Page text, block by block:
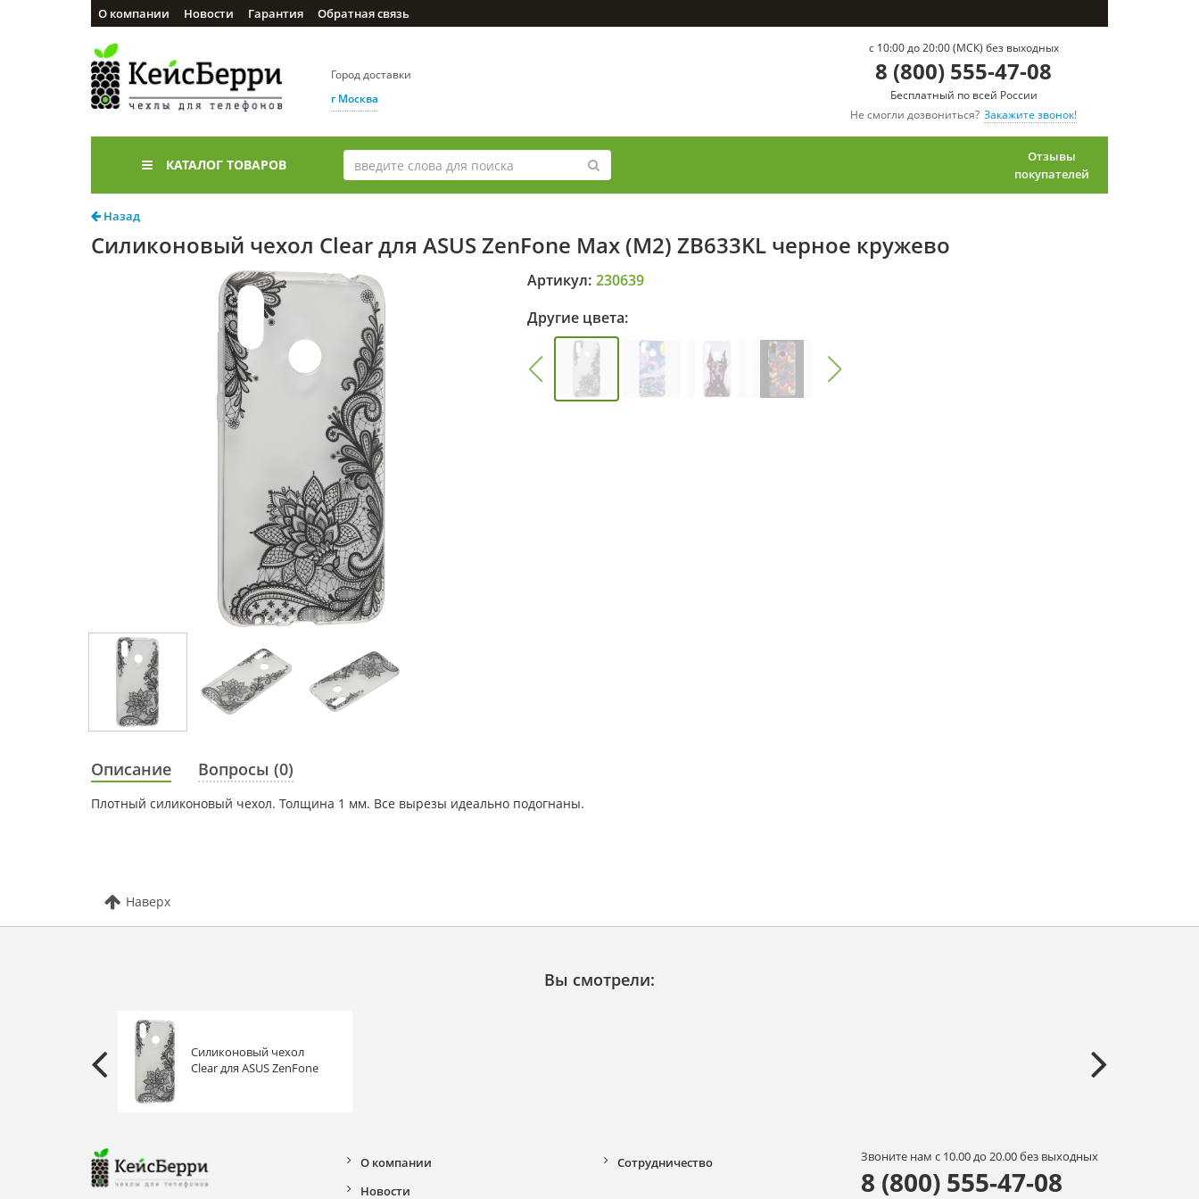
О компании Новости Гарантия Обратная связь
Город доставки
г Москва
c 10:00 до 20:00 (МСК) без выходных
8 (800) 555-47-08
Бесплатный по всей России
Не смогли дозвониться? Закажите звонок!
КАТАЛОГ ТОВАРОВ
Отзывы
покупателей
Назад
Силиконовый чехол Clear для ASUS ZenFone Max (M2) ZB633KL черное кружево
Артикул: 230639
Другие цвета:
Описание Вопросы (0)
Плотный силиконовый чехол. Толщина 1 мм. Все вырезы идеально подогнаны.
Наверх
Вы смотрели:
Силиконовый чехол
Clear для ASUS ZenFone
О компании
Новости
Сотрудничество Звоните нам с 10.00 до 20.00 без выходных
8 (800) 555-47-08